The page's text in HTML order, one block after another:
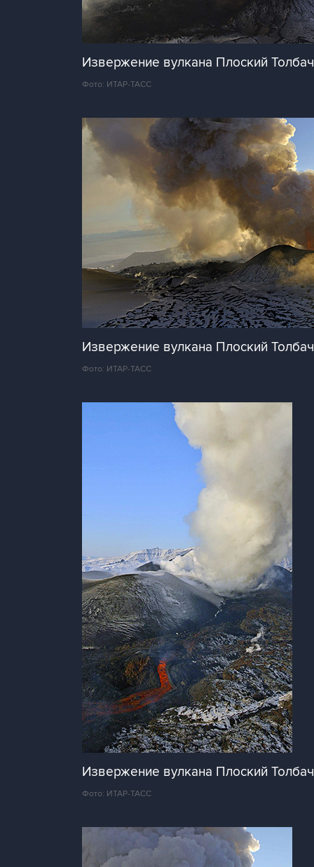
Извержение вулкана Плоский
Фото: ИТАР-ТАСС
Извержение вулкана Плоский
Фото: ИТАР-ТАСС
Извержение вулкана Плоский
Фото: ИТАР-ТАСС